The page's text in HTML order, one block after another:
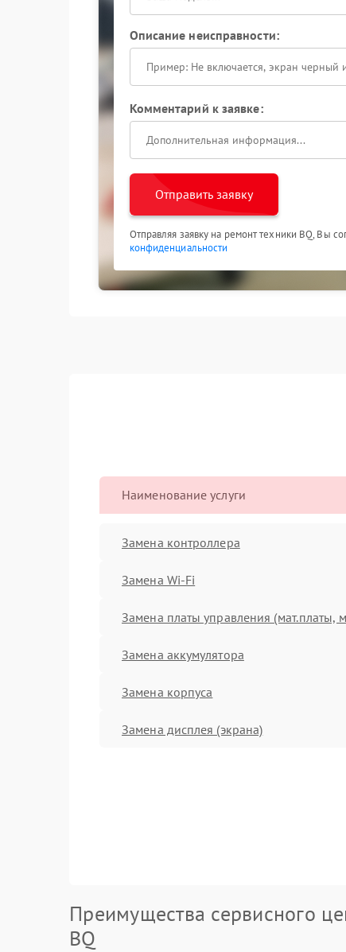
Описание неисправности:
Комментарий к заявке:
Отправить заявку
Отправляя заявку на ремонт техники BQ, Вы
конфиденциальности
Наименование услуги
Замена контроллера
Замена Wi-Fi
Замена платы управления (мат.платы,
Замена аккумулятора
Замена корпуса
Замена дисплея (экрана)
Преимущества сервисного
BQ